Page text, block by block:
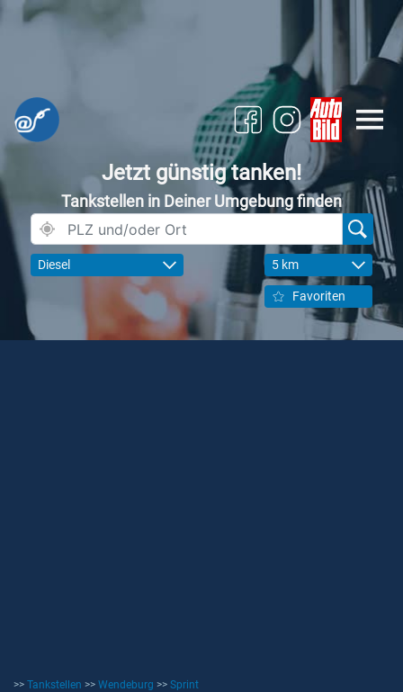
Jetzt günstig tanken!
Tankstellen in Deiner Umgebung finden
Diesel 5 km
Favoriten
>> Tankstellen >> Wendeburg >> Sprint